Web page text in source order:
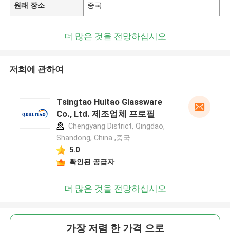
원래 장소 중국
더 많은 것을 전망하십시오
저희에 관하여
Tsingtao Huitao Glassware
Co., Ltd. 제조업체 프로필
Chengyang District, Qingdao,
Shandong, China ,중국
5.0
확인된 공급자
더 많은 것을 전망하십시오
가장 저렴 한 가격 으로